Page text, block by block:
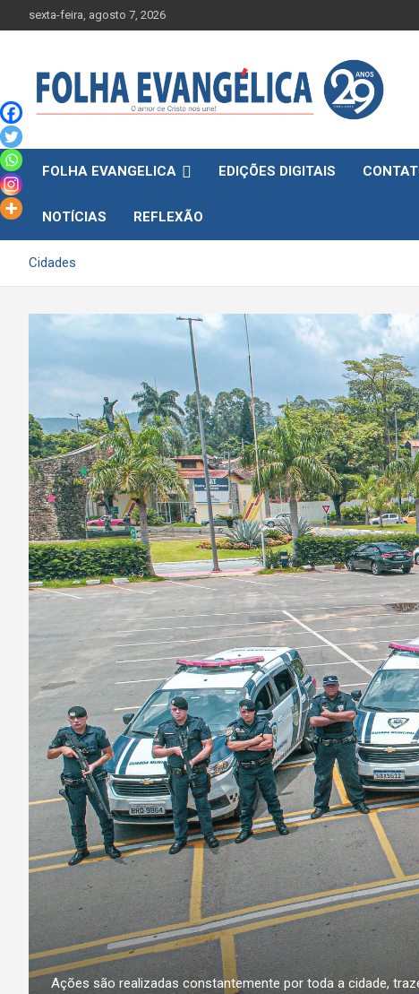
to
sexta-feira, agosto 7, 2026
FOLHA EVANGELICA EDIÇÕES DIGITAIS
NOTÍCIAS REFLEXÃO
Cidades
Ações são realizadas constantemente por toda a cidade,